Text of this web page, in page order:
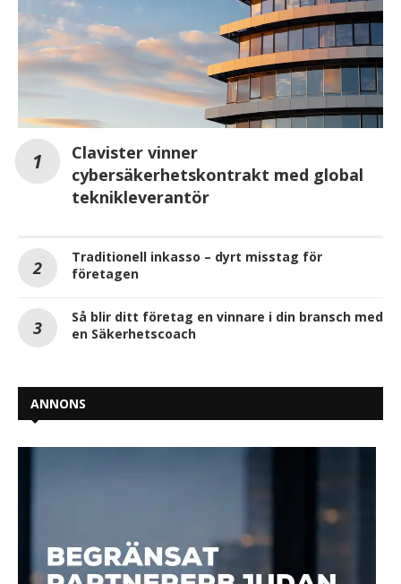
Clavister vinner
cybersäkerhetskontrakt med global
teknikleverantör
Traditionell inkasso – dyrt misstag för
företagen
Så blir ditt företag en vinnare i din bransch med
en Säkerhetscoach
ANNONS